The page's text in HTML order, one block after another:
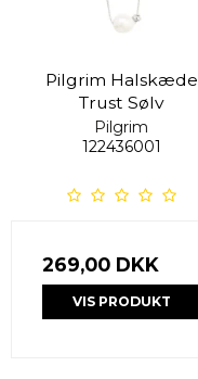
Pilgrim Halskæde
Trust Sølv
Pilgrim
122436001
269,00 DKK
VIS PRODUKT